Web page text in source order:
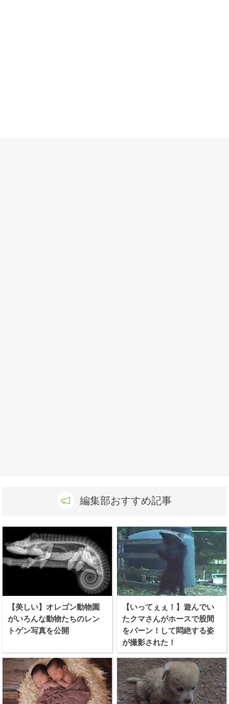
編集部おすすめ記事
【美しい】オレゴン動物園
がいろんな動物たちのレン
トゲン写真を公開
【いってぇぇ！】遊んでい
たクマさんがホースで股間
をパーン！して悶絶する姿
が撮影された！